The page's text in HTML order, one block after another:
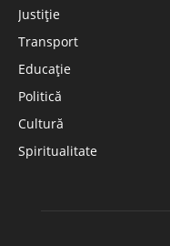
Justiție
Transport
Educație
Politică
Cultură
Spiritualitate